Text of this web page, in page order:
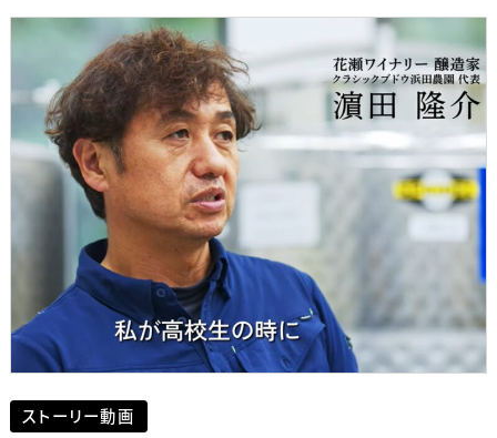
ストーリー動画